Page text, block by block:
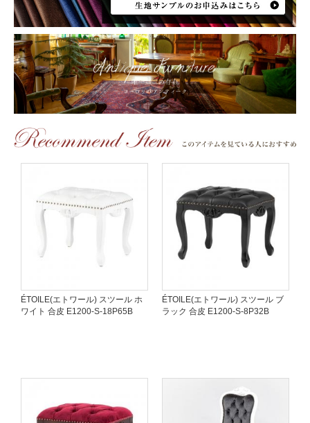
ÉTOILE(エトワール) スツール ホ
ワイト 合皮 E1200-S-18P65B
ÉTOILE(エトワール) スツール ブ
ラック 合皮 E1200-S-8P32B